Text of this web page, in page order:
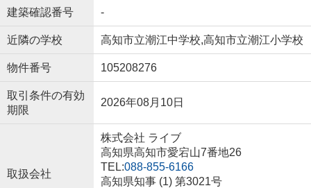
建築確認番号 -
近隣の学校 高知市立潮江中学校,高知市立潮江小学校
物件番号 105208276
取引条件の有効
期限
2026年08月10日
取扱会社
株式会社 ライブ
高知県高知市愛宕山7番地26
TEL:088-855-6166
高知県知事 (1) 第3021号